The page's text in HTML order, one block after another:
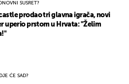
SUSRET?
prodao tri glavna igrača, novi
uperio prstom u Hrvata: "Želim
ĆE SAD?